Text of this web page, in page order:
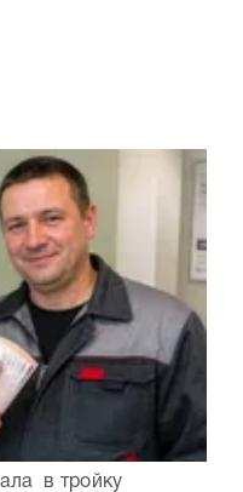
в тройку